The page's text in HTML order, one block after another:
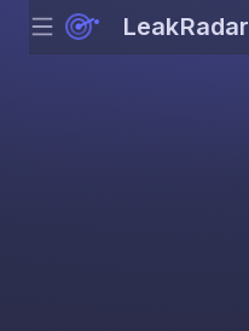
Menu LeakRadar